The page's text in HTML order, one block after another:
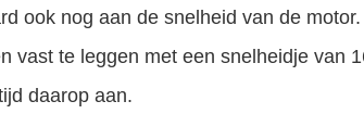
ook nog aan de snelheid van de
vast te leggen met een snelheidje van
daarop aan.